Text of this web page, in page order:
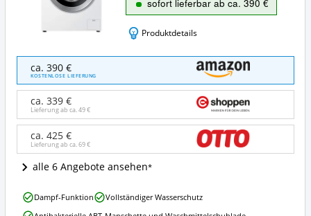
sofort lieferbar ab ca. 390 €
Produktdetails
Haier
HW80-
BP14636N
Angebote:
ist
diese
Waschmaschine
kg
ca. 390 €
KOSTENLOSE LIEFERUNG
ca. 339 €
Lieferung ab ca.49 €
ca. 425 €
Lieferung ab ca.69 €
alle 6 Angebote ansehen
Haier
HW80-
Dampf-Funktion
Vollständiger Wasserschutz